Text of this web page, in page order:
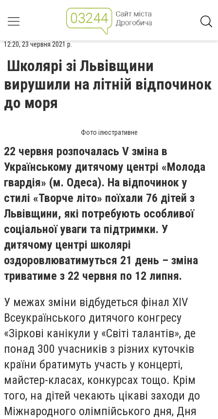
12:20, 23 червня 2021 р.
Школярі зі Львівщини
вирушили на літній відпочинок
до моря
Фото ілюстративне
22 червня розпочалась V зміна в
Українському дитячому центрі «Молода
гвардія» (м. Одеса). На відпочинок у
стилі «Творче літо» поїхали 76 дітей з
Львівщини, які потребують особливої
соціальної уваги та підтримки. У
дитячому центрі школярі
оздоровлюватимуться 21 день – зміна
триватиме з 22 червня по 12 липня.
У межах зміни відбудеться фінал XIV
Всеукраїнського дитячого конгресу
«Зіркові канікули у «Світі талантів», де
понад 300 учасників з різних куточків
країни братимуть участь у концерті,
майстер-класах, конкурсах тощо. Крім
того, на дітей чекають цікаві заходи до
Міжнародного олімпійського дня, Дня